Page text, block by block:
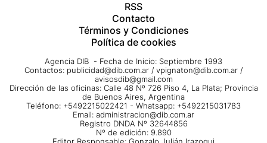
RSS
Contacto
Términos y Condiciones
Política de cookies
Agencia DIB - Fecha de Inicio: Septiembre 1993
Contactos: publicidad@dib.com.ar / vpignaton@dib.com.ar /
avisosdib@gmail.com
Dirección de las oficinas: Calle 48 Nº 726 Piso 4, La Plata; Provincia
de Buenos Aires, Argentina
Teléfono: +5492215022421 - Whatsapp: +5492215031783
Email: administracion@dib.com.ar
Registro DNDA Nº 32644856
Nº de edición: 9.890